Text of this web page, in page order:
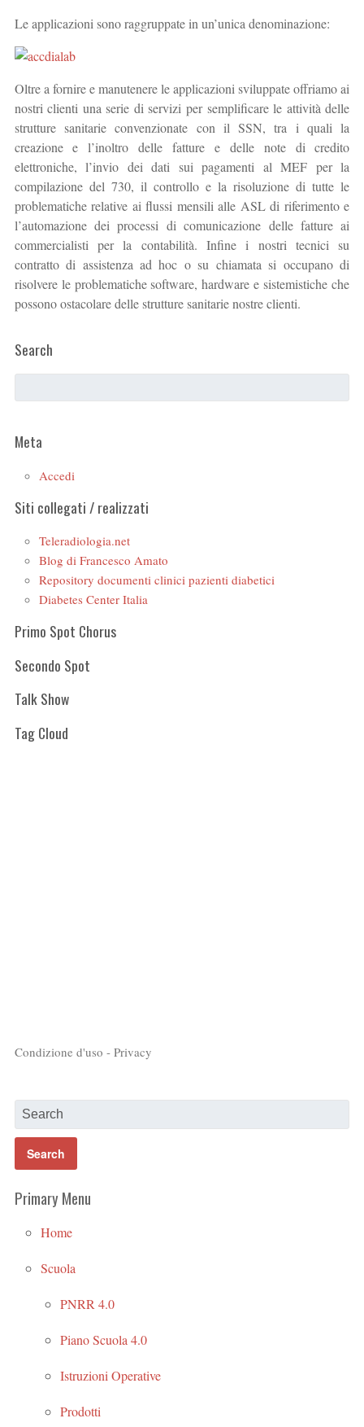
Le applicazioni sono raggruppate in un’unica denominazione:
Oltre a fornire e manutenere le applicazioni sviluppate offriamo ai
nostri clienti una serie di servizi per semplificare le attività delle
strutture sanitarie convenzionate con il SSN, tra i quali la
creazione e l’inoltro delle fatture e delle note di credito
elettroniche, l’invio dei dati sui pagamenti al MEF per la
compilazione del 730, il controllo e la risoluzione di tutte le
problematiche relative ai flussi mensili alle ASL di riferimento e
l’automazione dei processi di comunicazione delle fatture ai
commercialisti per la contabilità. Infine i nostri tecnici su
contratto di assistenza ad hoc o su chiamata si occupano di
risolvere le problematiche software, hardware e sistemistiche che
possono ostacolare delle strutture sanitarie nostre clienti.
Search
Meta
Accedi
Siti collegati / realizzati
Teleradiologia.net
Blog di Francesco Amato
Repository documenti clinici pazienti diabetici
Diabetes Center Italia
Primo Spot Chorus
Secondo Spot
Talk Show
Tag Cloud
Condizione d'uso - Privacy
Primary Menu
Home
Scuola
PNRR 4.0
Piano Scuola 4.0
Istruzioni Operative
Prodotti